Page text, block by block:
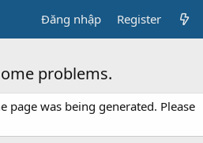
Đăng nhập Register
problems.
page was being generated. Please